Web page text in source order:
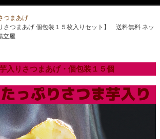
つまあげ
さつまあげ 個包装１５枚入りセット】 送料無料 ネッ
立屋
入りさつまあげ・個包装１５個